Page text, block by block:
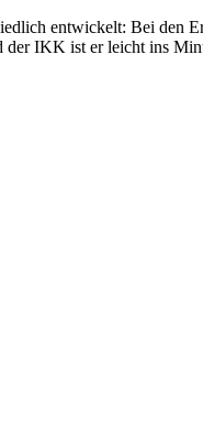
entwickelt: Bei den
IKK ist er leicht ins